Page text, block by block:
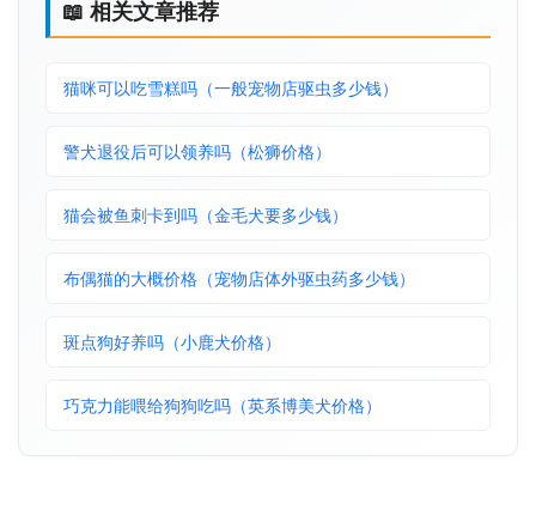
📖 相关文章推荐
猫咪可以吃雪糕吗（一般宠物店驱虫多少钱）
警犬退役后可以领养吗（松狮价格）
猫会被鱼刺卡到吗（金毛犬要多少钱）
布偶猫的大概价格（宠物店体外驱虫药多少钱）
斑点狗好养吗（小鹿犬价格）
巧克力能喂给狗狗吃吗（英系博美犬价格）